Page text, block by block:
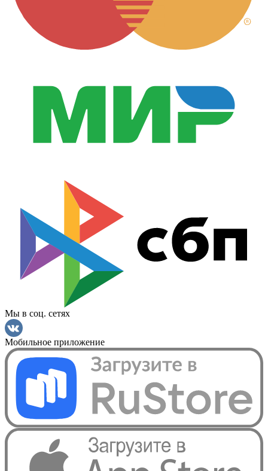
Мы в соц. сетях
Мобильное приложение